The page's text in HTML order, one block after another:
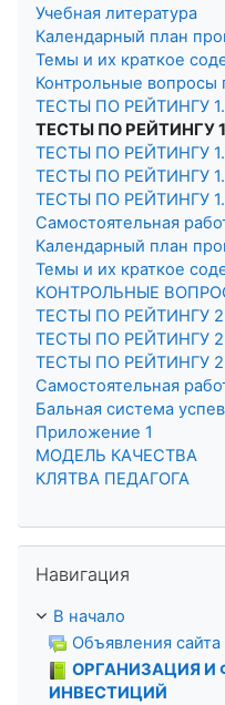
Учебная литература
Календарный план
Темы и их краткое
Контрольные вопросы
ТЕСТЫ ПО РЕЙТИНГУ 1.
ТЕСТЫ ПО РЕЙТИНГУ
ТЕСТЫ ПО РЕЙТИНГУ 1.
ТЕСТЫ ПО РЕЙТИНГУ 1.
ТЕСТЫ ПО РЕЙТИНГУ 1.
Самостоятельная
Календарный план
Темы и их краткое
КОНТРОЛЬНЫЕ
ТЕСТЫ ПО РЕЙТИНГУ
ТЕСТЫ ПО РЕЙТИНГУ
ТЕСТЫ ПО РЕЙТИНГУ
Самостоятельная
Бальная система
Приложение 1
МОДЕЛЬ КАЧЕСТВА
КЛЯТВА ПЕДАГОГА
Навигация
В начало
Объявления сайта
ОРГАНИЗАЦИЯ И
ИНВЕСТИЦИЙ